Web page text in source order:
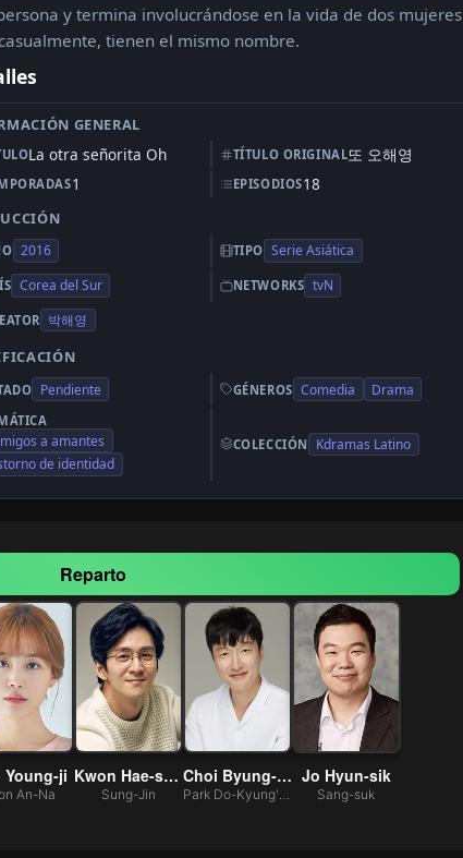
y termina involucrándose en la vida de dos mujeres
tienen el mismo nombre.
GENERAL
La otra señorita Oh TÍTULO ORIGINAL또 오해영
1 EPISODIOS18
2016 TIPO Serie Asiática
Corea del Sur NETWORKS tvN
박해영
Pendiente GÉNEROS Comedia Drama
a amantes
de identidad
COLECCIÓN Kdramas Latino
Reparto
Young-ji
An-Na
Kwon Hae-sung
Sung-Jin
Choi Byung-mo Jo Hyun-sik
Sang-suk